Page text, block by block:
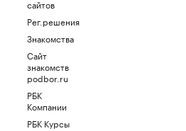
сайтов
Рег.решения
Знакомства
Сайт
знакомств
podbor.ru
РБК
Компании
РБК Курсы